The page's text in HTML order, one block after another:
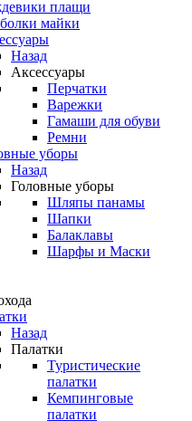
плащи
майки
Назад
Аксессуары
Перчатки
Варежки
Гамаши для обуви
Ремни
уборы
Назад
Головные уборы
Шляпы панамы
Шапки
Балаклавы
Шарфы и Маски
Назад
Палатки
Туристические
палатки
Кемпинговые
палатки